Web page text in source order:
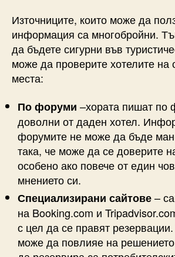
Източниците, които може да
информация са многобройни.
да бъдете сигурни във
може да проверите хотелите на
места:
По форуми –хората пишат по
доволни от даден хотел.
форумите не може да бъде
така, че може да се доверите
особено ако повече от един
мнението си.
Специализирани сайтове–
на Booking.com и
с цел да се правят
може да повлияе на